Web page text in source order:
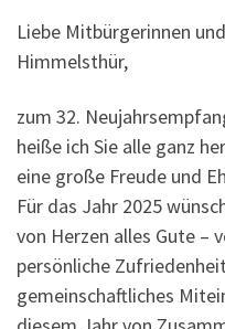
Liebe Mitbürgerinnen
Himmelsthür,
zum 32.
heiße ich Sie alle ganz
eine große Freude und
Für das Jahr 2025
von Herzen alles Gute –
persönliche
gemeinschaftliches